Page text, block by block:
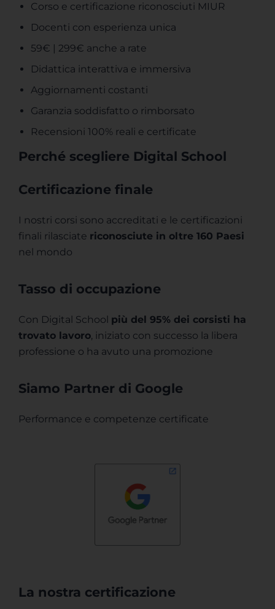
Corso e certificazione riconosciuti MIUR
Docenti con esperienza unica
59€ | 299€ anche a rate
Didattica interattiva e immersiva
Aggiornamenti costanti
Garanzia soddisfatto o rimborsato
Recensioni 100% reali e certificate
Perché scegliere Digital School
Certificazione finale
I nostri corsi sono accreditati e le certificazioni
finali rilasciate riconosciute in oltre 160 Paesi
nel mondo
Tasso di occupazione​
Con Digital School più del 95% dei corsisti ha
trovato lavoro, iniziato con successo la libera
professione o ha avuto una promozione
Siamo Partner di Google
Performance e competenze certificate
La nostra certificazione